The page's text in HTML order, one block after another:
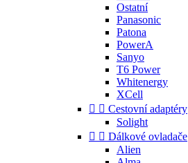
Ostatní
Panasonic
Patona
PowerA
Sanyo
T6 Power
Whitenergy
XCell
  Cestovní adaptéry
Solight
  Dálkové ovladače
Alien